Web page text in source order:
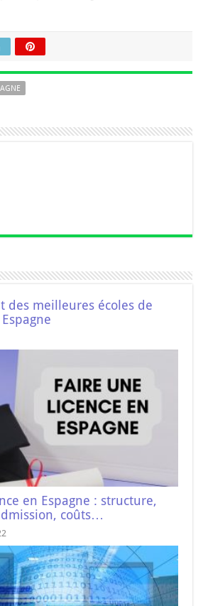
des meilleures écoles de
en Espagne : structure,
coûts…